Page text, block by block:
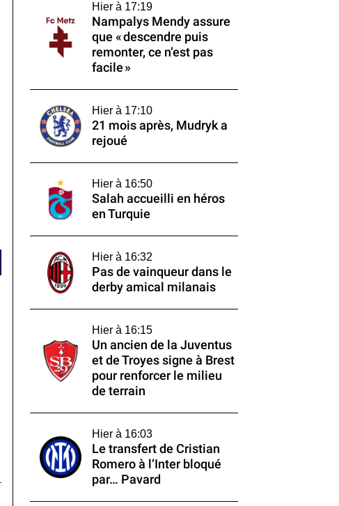
Hier à 17:19
Nampalys Mendy assure
que « descendre puis
remonter, ce n’est pas
facile »
Hier à 17:10
21 mois après, Mudryk a
rejoué
Hier à 16:50
Salah accueilli en héros
en Turquie
Hier à 16:32
Pas de vainqueur dans le
derby amical milanais
Hier à 16:15
Un ancien de la Juventus
et de Troyes signe à Brest
pour renforcer le milieu
de terrain
Hier à 16:03
Le transfert de Cristian
Romero à l’Inter bloqué
par… Pavard